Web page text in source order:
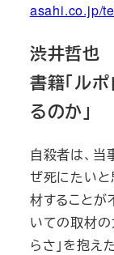
asahi.co.jp/
渋井哲也
書籍「ル
るのか」
自殺者は、当
ぜ死にたいと
材することが
いての取材の
らさ」を抱